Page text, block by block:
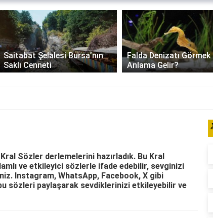
Falda Denizatı Görmek Ne
Anlama Gelir?
Muhabbet Kuşu
Nasıl Geçer? Nedenleri
Çözümleri
Sözler derlemelerini hazırladık. Bu Kral
ve etkileyici sözlerle ifade edebilir, sevginizi
Instagram, WhatsApp, Facebook, X gibi
sözleri paylaşarak sevdiklerinizi etkileyebilir ve